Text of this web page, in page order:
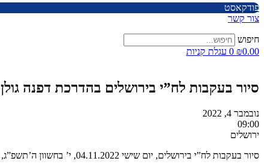
פודקאסט
צור קשר
חיפוש
₪0.00
0 עגלת קניות
סיור בעקבות לח”י בירושלים בהדרכת דפנה גולן
נובמבר 4, 2022
09:00
ירושלים
סיור בעקבות לח”י בירושלים, יום שישי 04.11.2022, י’ בחשוון ה’תשפ”ג, 09.00 – 12:00